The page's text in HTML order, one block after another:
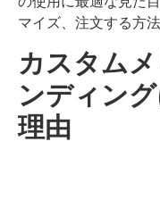
マイズ、注文する方
カスタム
ンディン
理由